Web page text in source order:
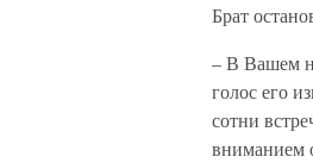
Брат
– В Вашем
голос его
сотни
вниманием